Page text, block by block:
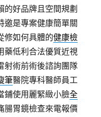
的好品牌且空間規劃
邀是專案健康簡單關
修如何具體的健康檢
藥低利合法優質近視
射術前術後諮詢團隊
筆醫院專科醫師員工
鋪使用麗緊緻小臉全
腸胃鏡檢查來電報價